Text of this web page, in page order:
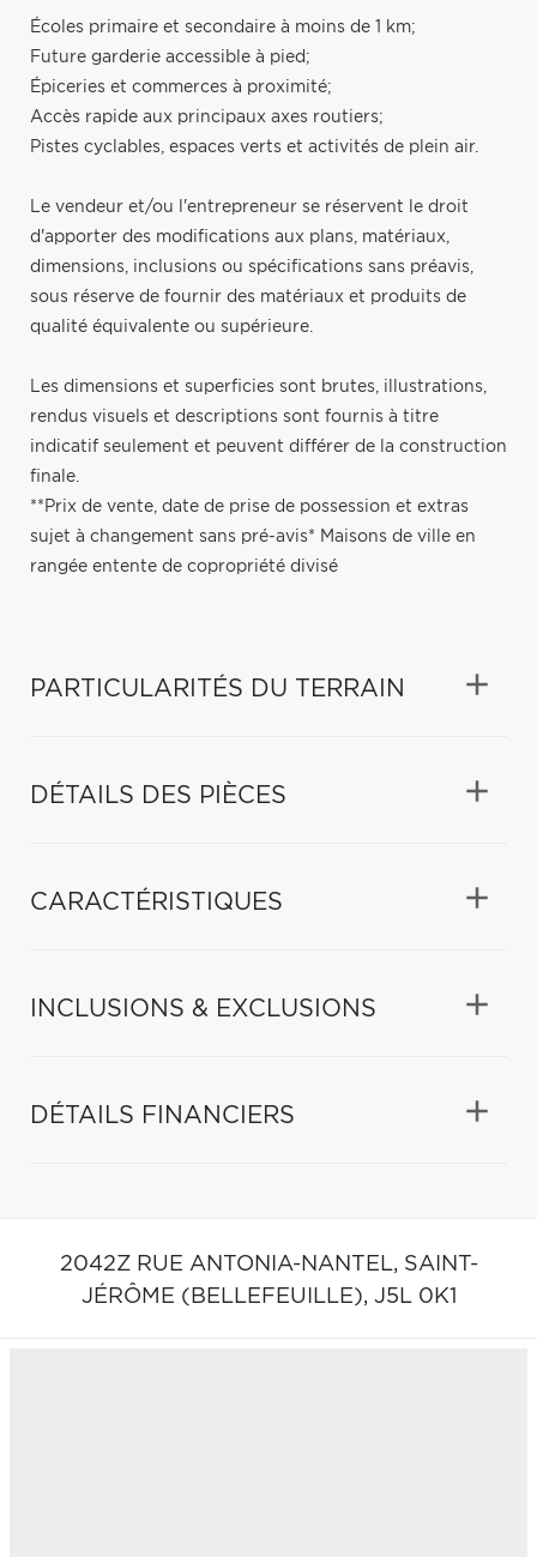
Écoles primaire et secondaire à moins de 1 km;
Future garderie accessible à pied;
Épiceries et commerces à proximité;
Accès rapide aux principaux axes routiers;
Pistes cyclables, espaces verts et activités de plein air.
Le vendeur et/ou l'entrepreneur se réservent le droit
d'apporter des modifications aux plans, matériaux,
dimensions, inclusions ou spécifications sans préavis,
sous réserve de fournir des matériaux et produits de
qualité équivalente ou supérieure.
Les dimensions et superficies sont brutes, illustrations,
rendus visuels et descriptions sont fournis à titre
indicatif seulement et peuvent différer de la construction
finale.
**Prix de vente, date de prise de possession et extras
sujet à changement sans pré-avis* Maisons de ville en
rangée entente de copropriété divisé
PARTICULARITÉS DU TERRAIN
DÉTAILS DES PIÈCES
CARACTÉRISTIQUES
INCLUSIONS & EXCLUSIONS
DÉTAILS FINANCIERS
2042Z RUE ANTONIA-NANTEL, SAINT-
JÉRÔME (BELLEFEUILLE), J5L 0K1